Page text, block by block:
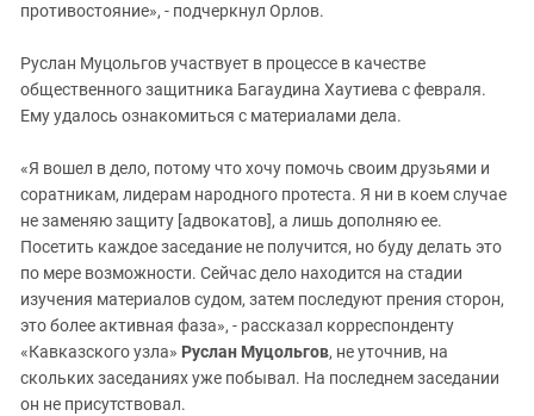
противостояние», - подчеркнул Орлов.
Руслан Муцольгов участвует в процессе в качестве
общественного защитника Багаудина Хаутиева с февраля.
Ему удалось ознакомиться с материалами дела.
«Я вошел в дело, потому что хочу помочь своим друзьями и
соратникам, лидерам народного протеста. Я ни в коем случае
не заменяю защиту [адвокатов], а лишь дополняю ее.
Посетить каждое заседание не получится, но буду делать это
по мере возможности. Сейчас дело находится на стадии
изучения материалов судом, затем последуют прения сторон,
это более активная фаза», - рассказал корреспонденту
«Кавказского узла» Руслан Муцольгов, не уточнив, на
скольких заседаниях уже побывал. На последнем заседании
он не присутствовал.